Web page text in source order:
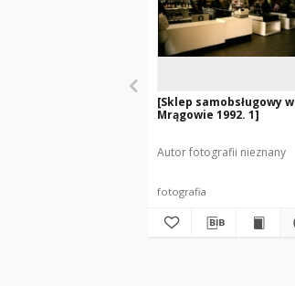
[Sklep samobsługowy w
Mrągowie 1992. 1]
Autor fotografii nieznany
fotografia